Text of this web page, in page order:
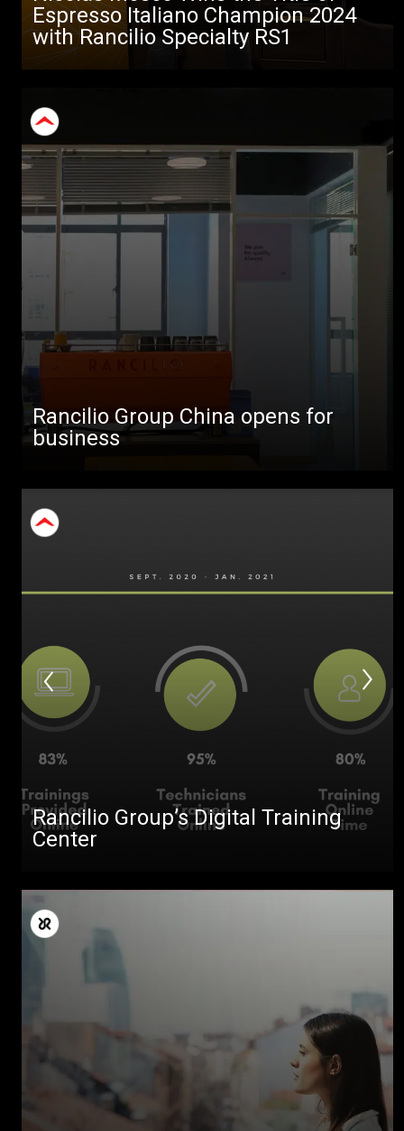
Espresso Italiano Champion 2024
with Rancilio Specialty RS1
Rancilio Group China opens for
business
Rancilio Group’s Digital Training
Center